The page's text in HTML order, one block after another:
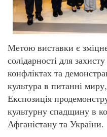
Метою виставки є
солідарності для
конфліктах та
культура в питанні
Експозиція
культурну спадщину в
Афганістану та України.